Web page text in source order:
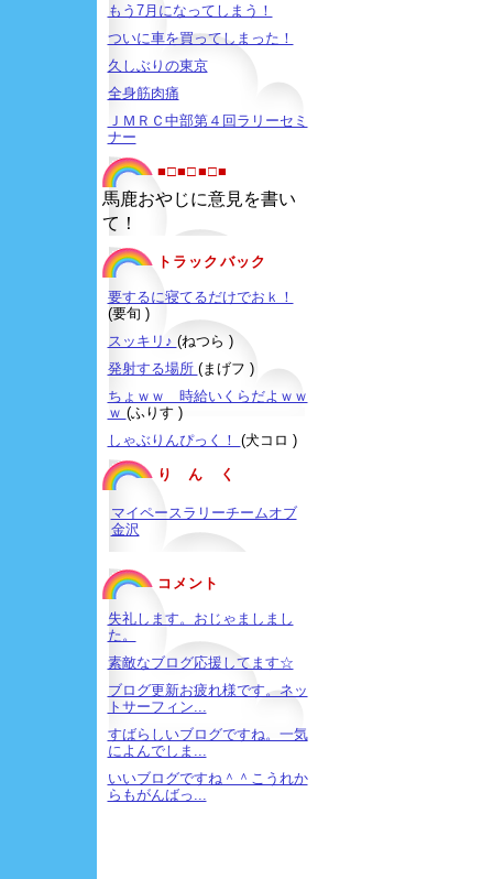
もう7月になってしまう！
ついに車を買ってしまった！
久しぶりの東京
全身筋肉痛
ＪＭＲＣ中部第４回ラリーセミ
ナー
■□■□■□■
馬鹿おやじに意見を書い
て！
トラックバック
要するに寝てるだけでおｋ！
(要旬 )
スッキリ♪ (ねつら )
発射する場所 (まげフ )
ちょｗｗ 時給いくらだよｗｗ
ｗ (ふりす )
しゃぶりんぴっく！ (犬コロ )
り ん く
マイペースラリーチームオブ
金沢
コメント
失礼します。おじゃましまし
た。
素敵なブログ応援してます☆
ブログ更新お疲れ様です。ネッ
トサーフィン...
すばらしいブログですね。一気
によんでしま...
いいブログですね＾＾こうれか
らもがんばっ...